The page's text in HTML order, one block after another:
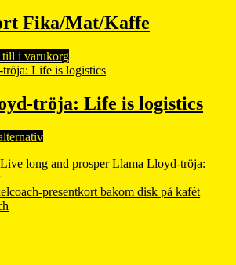
Fika/Mat/Kaffe
till i varukorg
tröja: Life is logistics
Den
produkten
flera
Llama Lloyd-tröja: